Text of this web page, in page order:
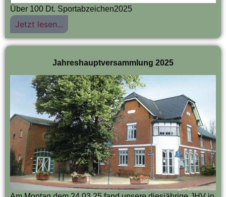
Über 100 Dt. Sportabzeichen2025
Jetzt lesen...
Jahreshauptversammlung 2025